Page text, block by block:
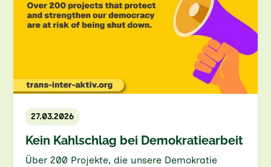
27.03.2026
Kein Kahlschlag bei Demokratiearbeit
Über 200 Projekte, die unsere Demokratie